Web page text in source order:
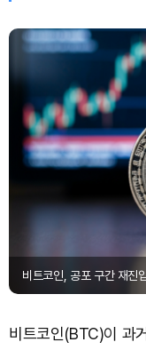
비트코인, 공포 구간 재
비트코인(BTC)이 과